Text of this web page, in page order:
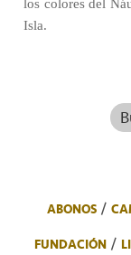
los colores del
Isla.
ABONOS
FUNDACIÓN